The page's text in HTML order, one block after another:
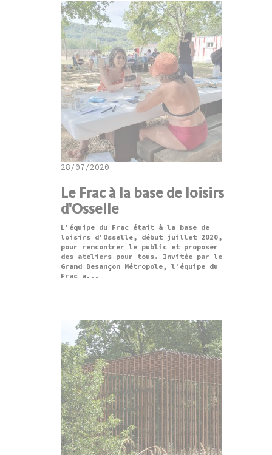
28/07/2020
Le Frac à la base de loisirs
d'Osselle
L'équipe du Frac était à la base de
loisirs d'Osselle, début juillet 2020,
pour rencontrer le public et proposer
des ateliers pour tous. Invitée par le
Grand Besançon Métropole, l'équipe du
Frac a...